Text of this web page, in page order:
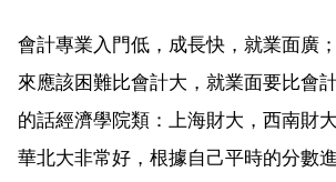
會計專業入門低，成長快，就業面廣
來應該困難比會計大，就業面要比會
的話經濟學院類：上海財大，西南財
華北大非常好，根據自己平時的分數